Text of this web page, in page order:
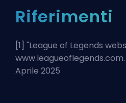
Riferimenti
[1] "League of Legends
Aprile 2025